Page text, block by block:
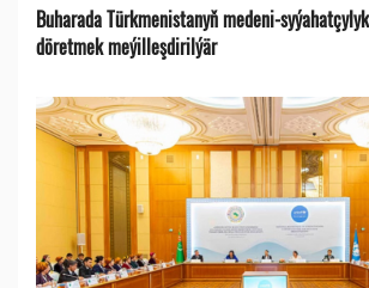
Buharada Türkmenistanyň medeni-
döretmek meýilleşdirilýär